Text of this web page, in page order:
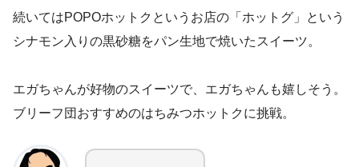
続いてはPOPOホットクというお店の「ホットグ」という
シナモン入りの黒砂糖をパン生地で焼いたスイーツ。
エガちゃんが好物のスイーツで、エガちゃんも嬉しそう。
ブリーフ団おすすめのはちみつホットクに挑戦。